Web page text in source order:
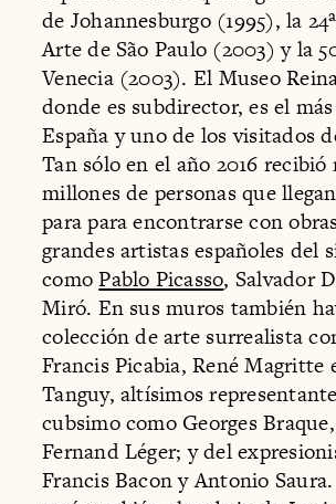
de Johannesburgo (1995), la
Arte de São Paulo (2003) y la
Venecia (2003). El Museo
donde es subdirector, es el
España y uno de los visitados
Tan sólo en el año 2016 recibió
millones de personas que
para para encontrarse con
grandes artistas españoles del
comoPablo Picasso, Salvador
Miró. En sus muros también
colección de arte surrealista
Francis Picabia, René Magritte
Tanguy, altísimos
cubsimo como Georges
Fernand Léger; y del
Francis Bacon y Antonio